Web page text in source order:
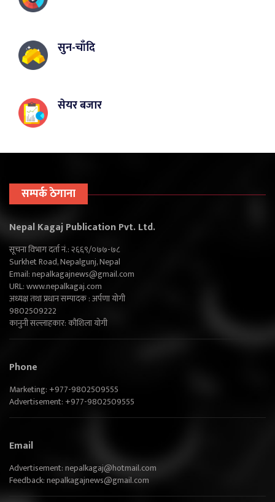
सुन-चाँदि
सेयर बजार
सम्पर्क ठेगाना
Nepal Kagaj Publication Pvt. Ltd.
सूचना विभाग दर्ता नं.: २६६९/०७७-७८
Surkhet Road, Nepalgunj, Nepal
Email:nepalkagajnews@gmail.com
URL: www.nepalkagaj.com
अध्यक्ष तथा प्रधान सम्पादक : अर्पणा योगी
9802509222
कानुनी सल्लाहकार: कौशिला योगी
Phone
Marketing: +977-9802509555
Advertisement: +977-9802509555
Email
Advertisement:nepalkagaj@hotmail.com
Feedback:nepalkagajnews@gmail.com